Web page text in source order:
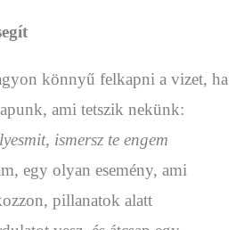
könnyű felkapni a vizet, ha
ami tetszik nekünk:
ismersz te engem
egy olyan esemény, ami
pillanatok alatt